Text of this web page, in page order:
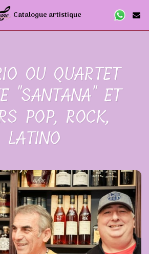
Catalogue artistique
OU QUARTET
"SANTANA" ET
POP, ROCK,
LATINO